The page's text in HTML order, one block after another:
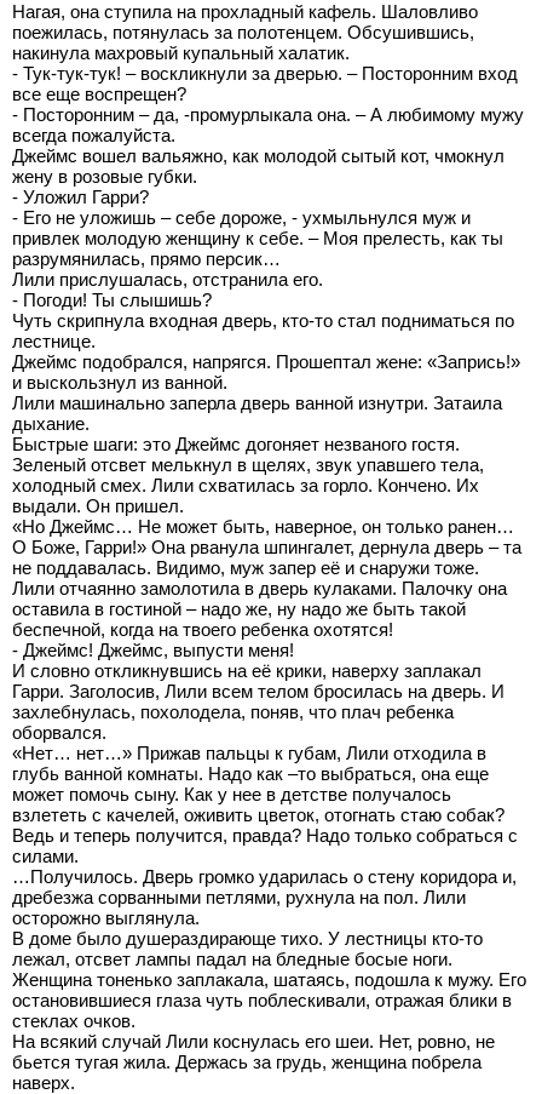
Нагая, она ступила на прохладный кафель. Шаловливо
поежилась, потянулась за полотенцем. Обсушившись,
накинула махровый купальный халатик.
- Тук-тук-тук! – воскликнули за дверью. – Посторонним вход
все еще воспрещен?
- Посторонним – да, -промурлыкала она. – А любимому мужу
всегда пожалуйста.
Джеймс вошел вальяжно, как молодой сытый кот, чмокнул
жену в розовые губки.
- Уложил Гарри?
- Его не уложишь – себе дороже, - ухмыльнулся муж и
привлек молодую женщину к себе. – Моя прелесть, как ты
разрумянилась, прямо персик…
Лили прислушалась, отстранила его.
- Погоди! Ты слышишь?
Чуть скрипнула входная дверь, кто-то стал подниматься по
лестнице.
Джеймс подобрался, напрягся. Прошептал жене: «Запрись!»
и выскользнул из ванной.
Лили машинально заперла дверь ванной изнутри. Затаила
дыхание.
Быстрые шаги: это Джеймс догоняет незваного гостя.
Зеленый отсвет мелькнул в щелях, звук упавшего тела,
холодный смех. Лили схватилась за горло. Кончено. Их
выдали. Он пришел.
«Но Джеймс… Не может быть, наверное, он только ранен…
О Боже, Гарри!» Она рванула шпингалет, дернула дверь – та
не поддавалась. Видимо, муж запер её и снаружи тоже.
Лили отчаянно замолотила в дверь кулаками. Палочку она
оставила в гостиной – надо же, ну надо же быть такой
беспечной, когда на твоего ребенка охотятся!
- Джеймс! Джеймс, выпусти меня!
И словно откликнувшись на её крики, наверху заплакал
Гарри. Заголосив, Лили всем телом бросилась на дверь. И
захлебнулась, похолодела, поняв, что плач ребенка
оборвался.
«Нет… нет…» Прижав пальцы к губам, Лили отходила в
глубь ванной комнаты. Надо как –то выбраться, она еще
может помочь сыну. Как у нее в детстве получалось
взлететь с качелей, оживить цветок, отогнать стаю собак?
Ведь и теперь получится, правда? Надо только собраться с
силами.
…Получилось. Дверь громко ударилась о стену коридора и,
дребезжа сорванными петлями, рухнула на пол. Лили
осторожно выглянула.
В доме было душераздирающе тихо. У лестницы кто-то
лежал, отсвет лампы падал на бледные босые ноги.
Женщина тоненько заплакала, шатаясь, подошла к мужу. Его
остановившиеся глаза чуть поблескивали, отражая блики в
стеклах очков.
На всякий случай Лили коснулась его шеи. Нет, ровно, не
бьется тугая жила. Держась за грудь, женщина побрела
наверх.